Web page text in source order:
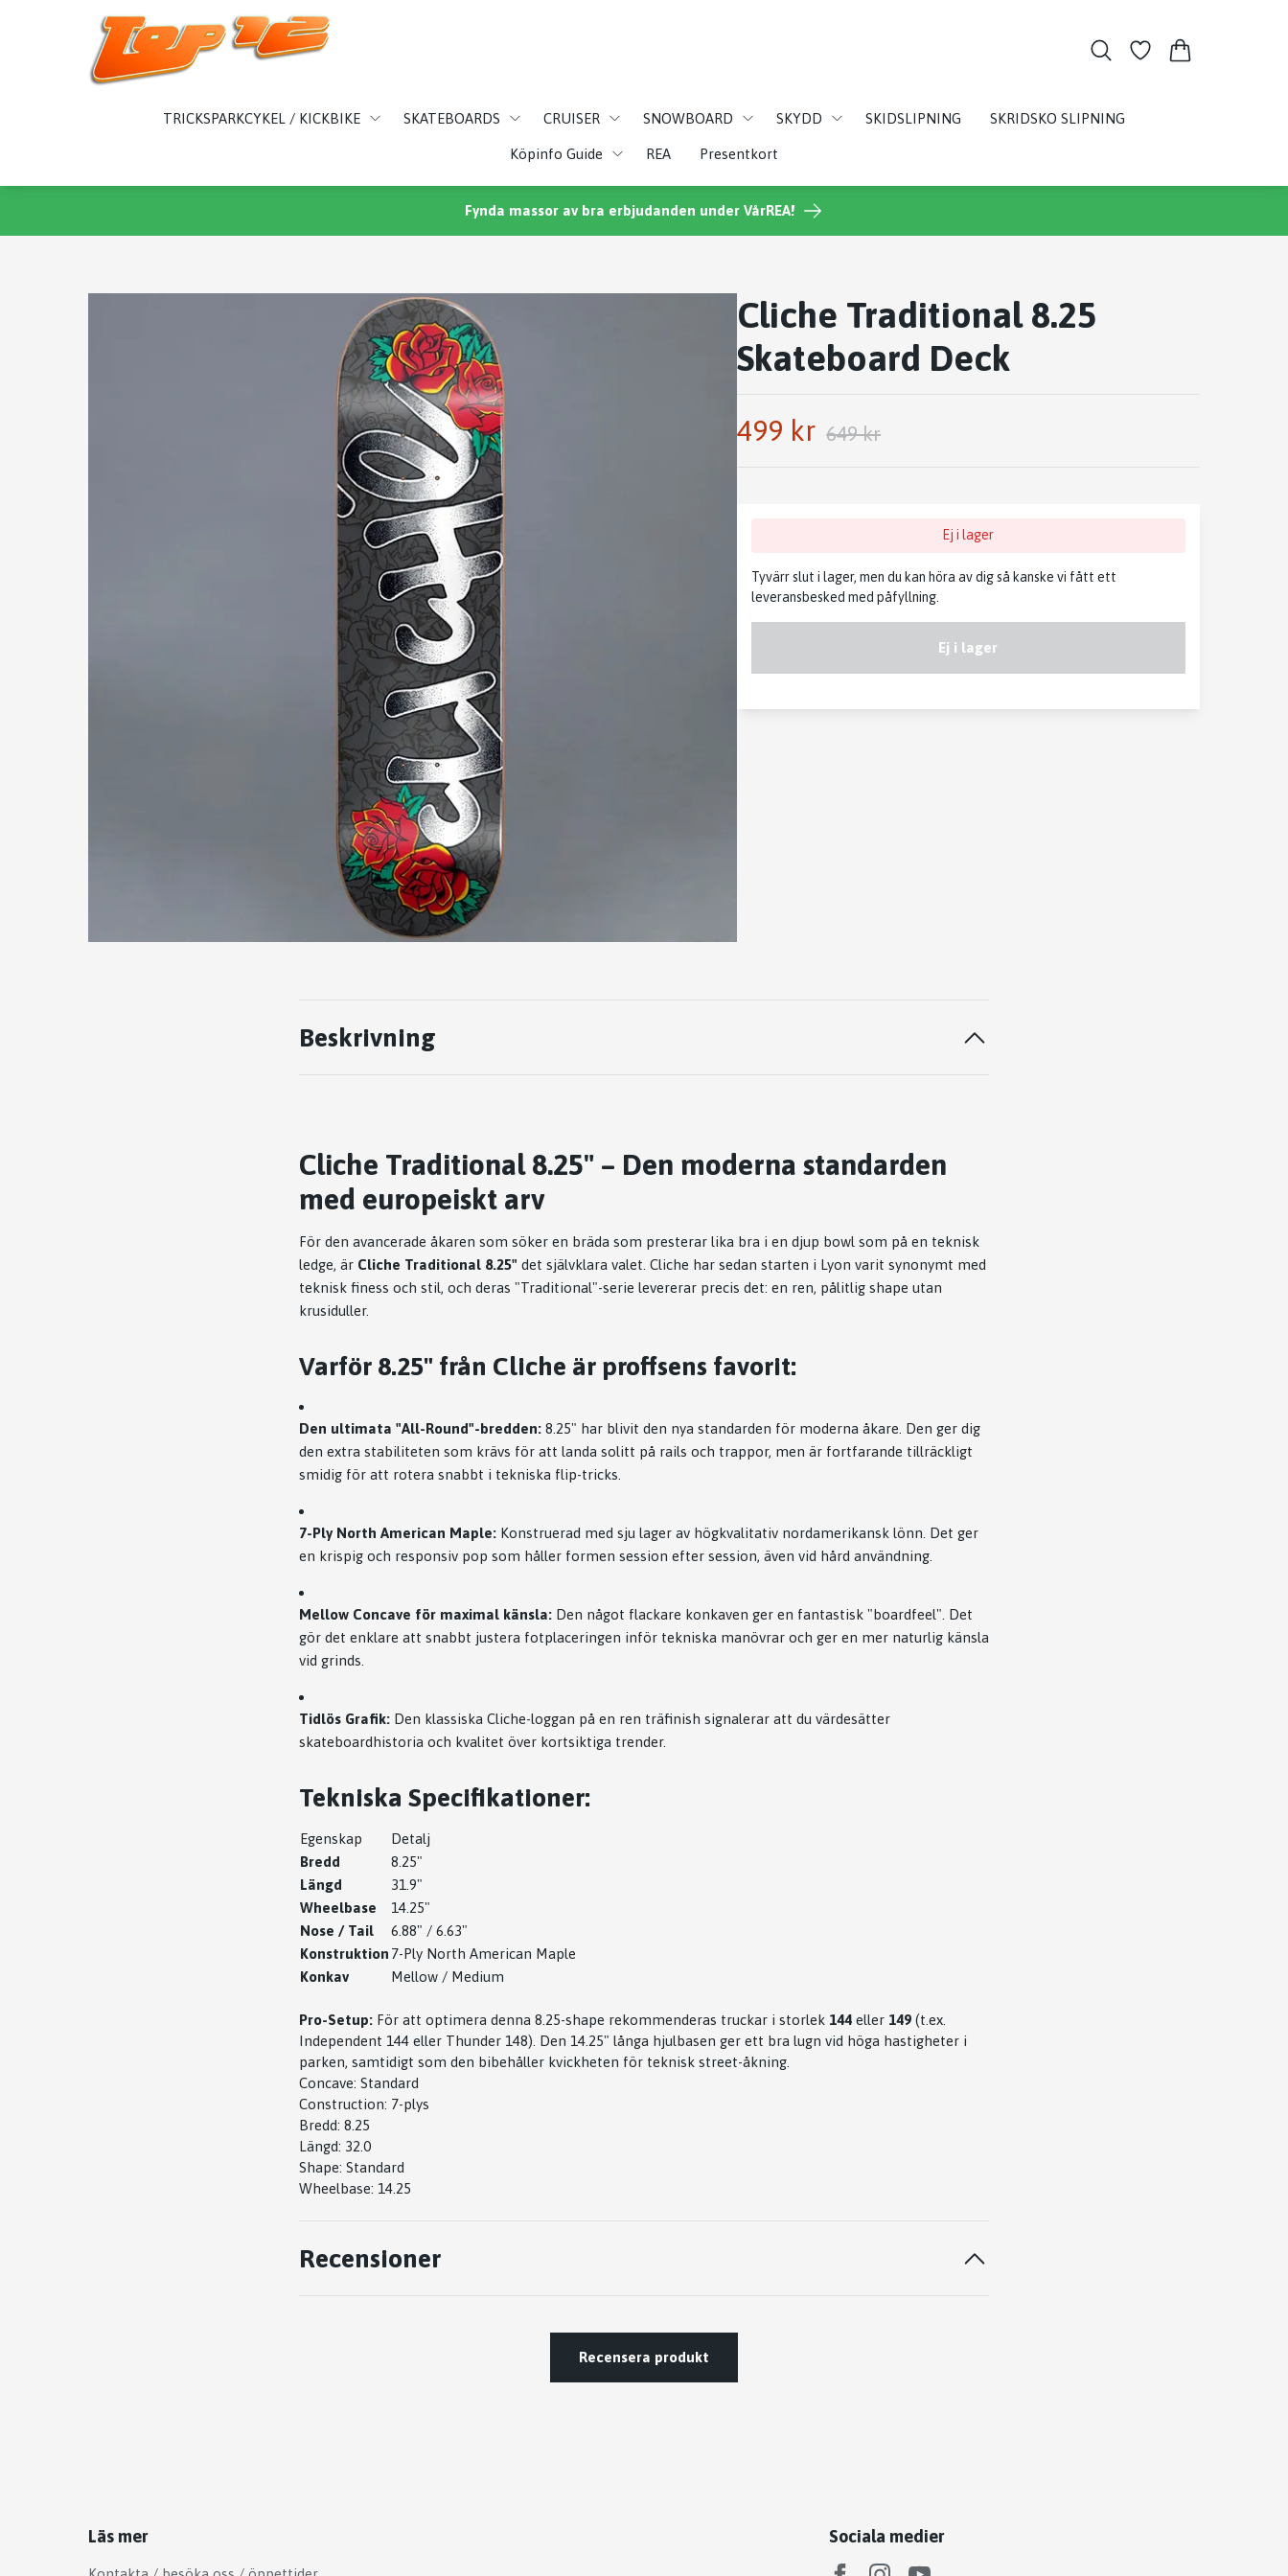
TRICKSPARKCYKEL / KICKBIKE SKATEBOARDS CRUISER SNOWBOARD SKYDD SKIDSLIPNING SKRIDSKO SLIPNING
Köpinfo Guide REA Presentkort
Fynda massor av bra erbjudanden under VårREA!
Cliche Traditional 8.25
Skateboard Deck
499 kr 649 kr
Ej i lager
Tyvärr slut i lager, men du kan höra av dig så kanske vi fått ett
leveransbesked med påfyllning.
Ej i lager
Beskrivning
Cliche Traditional 8.25" – Den moderna standarden
med europeiskt arv
För den avancerade åkaren som söker en bräda som presterar lika bra i en djup bowl som på en teknisk
ledge, är Cliche Traditional 8.25" det självklara valet. Cliche har sedan starten i Lyon varit synonymt med
teknisk finess och stil, och deras "Traditional"-serie levererar precis det: en ren, pålitlig shape utan
krusiduller.
Varför 8.25" från Cliche är proffsens favorit:
Den ultimata "All-Round"-bredden: 8.25" har blivit den nya standarden för moderna åkare. Den ger dig
den extra stabiliteten som krävs för att landa solitt på rails och trappor, men är fortfarande tillräckligt
smidig för att rotera snabbt i tekniska flip-tricks.
7-Ply North American Maple: Konstruerad med sju lager av högkvalitativ nordamerikansk lönn. Det ger
en krispig och responsiv pop som håller formen session efter session, även vid hård användning.
Mellow Concave för maximal känsla: Den något flackare konkaven ger en fantastisk "boardfeel". Det
gör det enklare att snabbt justera fotplaceringen inför tekniska manövrar och ger en mer naturlig känsla
vid grinds.
Tidlös Grafik: Den klassiska Cliche-loggan på en ren träfinish signalerar att du värdesätter
skateboardhistoria och kvalitet över kortsiktiga trender.
Tekniska Specifikationer:
Egenskap
Detalj
Bredd
8.25"
Längd
31.9"
Wheelbase
14.25"
Nose / Tail
6.88" / 6.63"
Konstruktion 7-Ply North American Maple
Konkav
Mellow / Medium
Pro-Setup: För att optimera denna 8.25-shape rekommenderas truckar i storlek 144 eller 149 (t.ex.
Independent 144 eller Thunder 148). Den 14.25" långa hjulbasen ger ett bra lugn vid höga hastigheter i
parken, samtidigt som den bibehåller kvickheten för teknisk street-åkning.
Concave: Standard
Construction: 7-plys
Bredd: 8.25
Längd: 32.0
Shape: Standard
Wheelbase: 14.25
Recensioner
Recensera produkt
Läs mer Sociala medier